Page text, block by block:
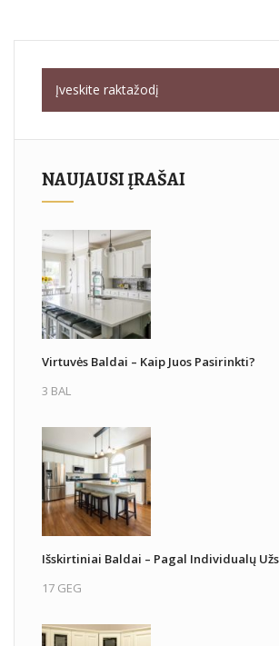
NAUJAUSI ĮRAŠAI
Virtuvės Baldai – Kaip Juos Pasirinkti?
3 BAL
Išskirtiniai Baldai – Pagal Individualų
17 GEG